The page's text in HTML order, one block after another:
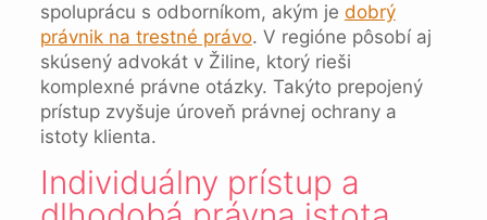
spoluprácu s odborníkom, akým je dobrý
právnik na trestné právo. V regióne pôsobí aj
skúsený advokát v Žiline, ktorý rieši
komplexné právne otázky. Takýto prepojený
prístup zvyšuje úroveň právnej ochrany a
istoty klienta.
Individuálny prístup a